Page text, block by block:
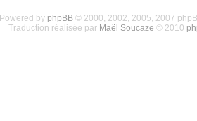
Powered by phpBB© 2000, 2002, 2005, 2007
Traduction réalisée par Maël Soucaze © 2010